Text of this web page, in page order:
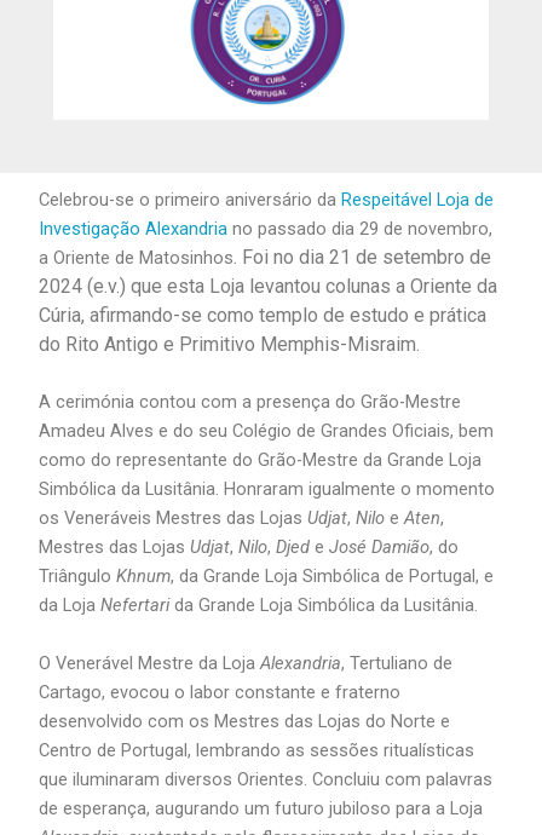
Celebrou-se o primeiro aniversário daRespeitável Loja de
Investigação Alexandria no passado dia 29 de novembro,
a Oriente de Matosinhos. Foi no dia 21 de setembro de
2024 (e.v.) que esta Loja levantou colunas a Oriente da
Cúria, afirmando-se como templo de estudo e prática
do Rito Antigo e Primitivo Memphis-Misraim.
A cerimónia contou com a presença do Grão-Mestre
Amadeu Alves e do seu Colégio de Grandes Oficiais, bem
como do representante do Grão-Mestre da Grande Loja
Simbólica da Lusitânia. Honraram igualmente o momento
os Veneráveis Mestres das Lojas Udjat,Nilo eAten,
Mestres das Lojas Udjat,Nilo,Djed eJosé Damião, do
TriânguloKhnum, da Grande Loja Simbólica de Portugal, e
da LojaNefertarida Grande Loja Simbólica da Lusitânia.
O Venerável Mestre da LojaAlexandria, Tertuliano de
Cartago, evocou o labor constante e fraterno
desenvolvido com os Mestres das Lojas do Norte e
Centro de Portugal, lembrando as sessões ritualísticas
que iluminaram diversos Orientes. Concluiu com palavras
de esperança, augurando um futuro jubiloso para a Loja